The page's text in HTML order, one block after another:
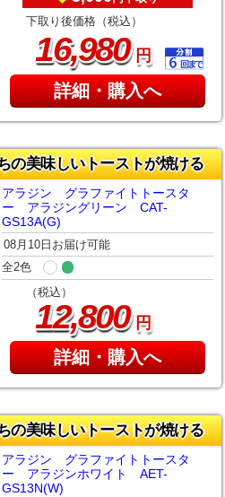
下取り後価格（税込）
16,980円
詳細・購入へ
の美味しいトーストが焼ける
アラジン グラファイトトースタ
ー アラジングリーン CAT-
GS13A(G)
08月10日お届け可能
全2色
（税込）
12,800円
詳細・購入へ
の美味しいトーストが焼ける
アラジン グラファイトトースタ
ー アラジンホワイト AET-
GS13N(W)